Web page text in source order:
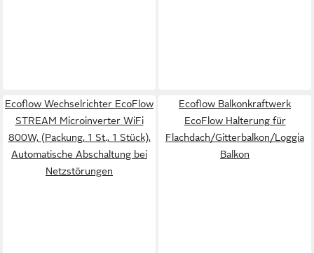
Ecoflow Wechselrichter EcoFlow
STREAM Microinverter WiFi
800W, (Packung, 1 St., 1 Stück),
Automatische Abschaltung bei
Netzstörungen
Ecoflow Balkonkraftwerk
EcoFlow Halterung für
Flachdach/Gitterbalkon/Loggia
Balkon